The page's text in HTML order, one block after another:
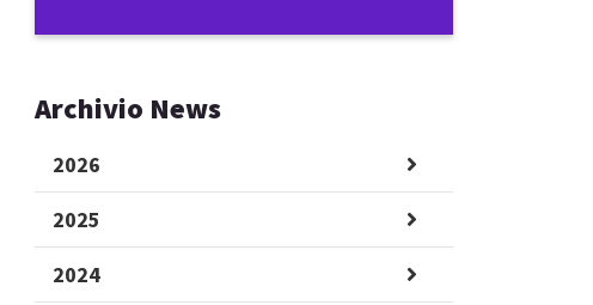
Archivio News
2026
2025
2024